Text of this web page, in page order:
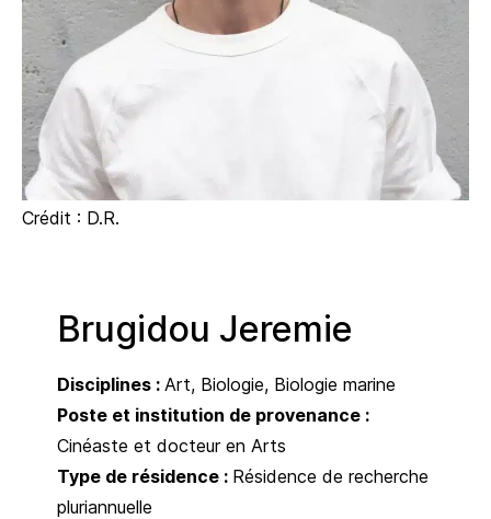
Crédit : D.R.
Brugidou Jeremie
Disciplines : Art Biologie Biologie marine
Poste et institution de provenance :
Cinéaste et docteur en Arts
Type de résidence : Résidence de recherche
pluriannuelle